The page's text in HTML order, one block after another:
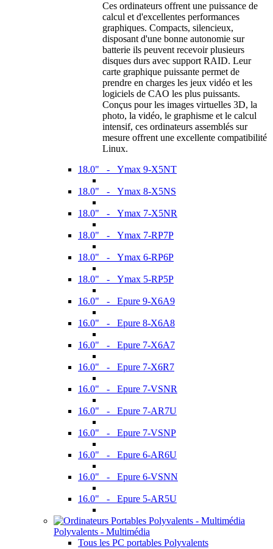
Ces ordinateurs offrent une puissance de
calcul et d'excellentes performances
graphiques. Compacts, silencieux,
disposant d'une bonne autonomie sur
batterie ils peuvent recevoir plusieurs
disques durs avec support RAID. Leur
carte graphique puissante permet de
prendre en charges les jeux vidéo et les
logiciels de CAO les plus puissants.
Conçus pour les images virtuelles 3D, la
photo, la vidéo, le graphisme et le calcul
intensif, ces ordinateurs assemblés sur
mesure offrent une excellente compatibilité
Linux.
18.0" - Ymax 9-X5NT
18.0" - Ymax 8-X5NS
18.0" - Ymax 7-X5NR
18.0" - Ymax 7-RP7P
18.0" - Ymax 6-RP6P
18.0" - Ymax 5-RP5P
16.0" - Epure 9-X6A9
16.0" - Epure 8-X6A8
16.0" - Epure 7-X6A7
16.0" - Epure 7-X6R7
16.0" - Epure 7-VSNR
16.0" - Epure 7-AR7U
16.0" - Epure 7-VSNP
16.0" - Epure 6-AR6U
16.0" - Epure 6-VSNN
16.0" - Epure 5-AR5U
Polyvalents - Multimédia
Tous les PC portables Polyvalents